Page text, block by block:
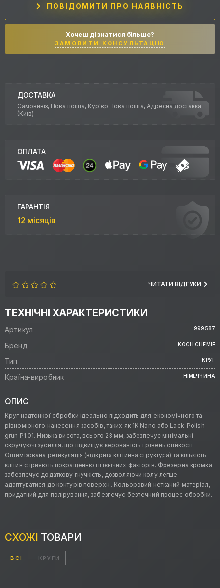
ЧИТАТИ ВІДГУКИ
ТЕХНІЧНІ ХАРАКТЕРИСТИКИ
Артикул 999587
Бренд KOCH CHEMIE
Тип КРУГ
Країна-виробник НІМЕЧЧИНА
ПОВІДОМИТИ ПРО НАЯВНІСТЬ
Хочеш дізнатися більше?
ЗАМОВИТИ КОНСУЛЬТАЦІЮ
ДОСТАВКА
Самовивіз, Нова пошта, Кур'єр Нова пошта, Адресна доставка
(Київ)
ОПЛАТА
ГАРАНТІЯ
12 місяців
ОПИС
Круг надтонкої обробки ідеально підходить для економічного та
рівномірного нанесення засобів, таких як 1K Nano або Lack-Polish
grün P1.01. Низька висота, всього 23 мм, забезпечує мінімальні
скручуючі зусилля, що підвищує керованість і рівень стійкості.
Оптимізована ретикуляція (відкрита клітинна структура) та кількість
клітин сприяють покращенню гігієнічних факторів. Фрезерна кромка
забезпечує додаткову гнучкість, дозволяючи колу легше
адаптуватися до контурів поверхні. Кольоровий нетканий матеріал,
придатний для полірування, забезпечує безпечний процес обробки.
СХОЖІ ТОВАРИ
ВСІ КРУГИ